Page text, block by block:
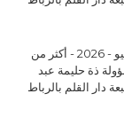
العدد 56 من مجلة قراءات علمية - يونيو - 2026 - أكثر من
ذة حليمة عبد
دار القلم بالرباط